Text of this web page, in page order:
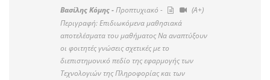
Βασίλης Κόμης -Προπτυχιακό -
(A+)
Περιγραφή: Επιδιωκόμενα μαθησιακά
αποτελέσματα του μαθήματος Να αναπτύξουν
οι φοιτητές γνώσεις σχετικές με το
διεπιστημονικό πεδίο της εφαρμογής των
Τεχνολογιών της Πληροφορίας και των